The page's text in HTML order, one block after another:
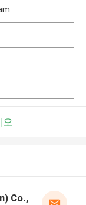
오
Co., Ltd